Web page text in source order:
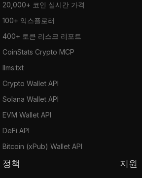
20,000+ 코인 실시간 가격
100+ 익스플로러
400+ 토큰 리스크 리포트
CoinStats Crypto MCP
llms.txt
Crypto Wallet API
Solana Wallet API
EVM Wallet API
DeFi API
Bitcoin (xPub) Wallet API
정책 지원